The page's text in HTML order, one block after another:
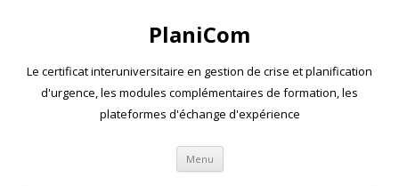
PlaniCom
Le certificat interuniversitaire en gestion de crise et planification
d'urgence, les modules complémentaires de formation, les
plateformes d'échange d'expérience
Menu Aller
contenu